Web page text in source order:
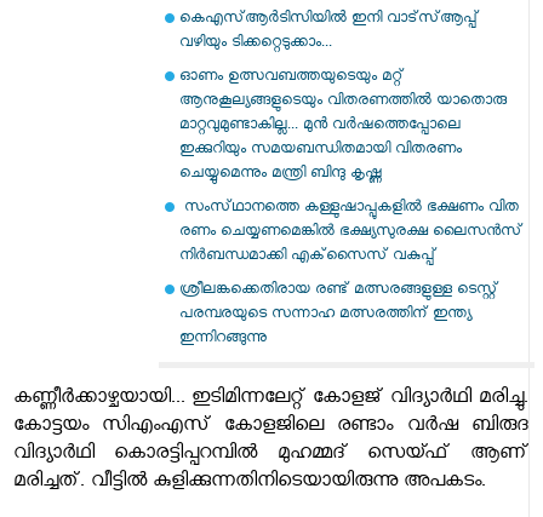
കെഎസ്ആര്‍ടിസിയില്‍ ഇനി വാട്‌സ്ആപ്പ്
വഴിയും ടിക്കറ്റെടുക്കാം...
ഓണം ഉത്സവബത്തയുടെയും മറ്റ്
ആനുകൂല്യങ്ങളുടെയും വിതരണത്തില്‍ യാതൊരു
മാറ്റവുമുണ്ടാകില്ല... മുന്‍ വര്‍ഷത്തെപ്പോലെ
ഇക്കുറിയും സമയബന്ധിതമായി വിതരണം
ചെയ്യുമെന്നും മന്ത്രി ബിന്ദു കൃഷ്ണ
​ സം​സ്​​ഥാ​ന​ത്തെ ക​ള്ളു​ഷാ​പ്പു​ക​ളി​ൽ ഭ​ക്ഷ​ണം വി​ത​
ര​ണം ചെ​യ്യ​ണ​മെ​ങ്കി​ൽ ഭ​ക്ഷ്യ​സു​ര​ക്ഷ ലൈ​സ​ൻ​സ്​
നി​ർ​ബ​ന്ധ​മാ​ക്കി എ​ക്​​സൈ​സ്​ വ​കു​പ്പ്​
ശ്രീലങ്കക്കെതിരായ രണ്ട് മത്സരങ്ങളുള്ള ടെസ്റ്റ്
പരമ്പരയുടെ സന്നാഹ മത്സരത്തിന് ഇന്ത്യ
ഇന്നിറങ്ങുന്നു
കണ്ണീർക്കാഴ്ചയായി... ഇടിമിന്നലേറ്റ് കോളജ് വിദ്യാര്‍ഥി മരിച്ചു.
കോട്ടയം സിഎംഎസ് കോളജിലെ രണ്ടാം വര്‍ഷ ബിരുദ
വിദ്യാര്‍ഥി കൊരട്ടിപ്പറമ്പില്‍ മുഹമ്മദ് സെയ്ഫ് ആണ്
മരിച്ചത്. വീട്ടില്‍ കുളിക്കുന്നതിനിടെയായിരുന്നു അപകടം.